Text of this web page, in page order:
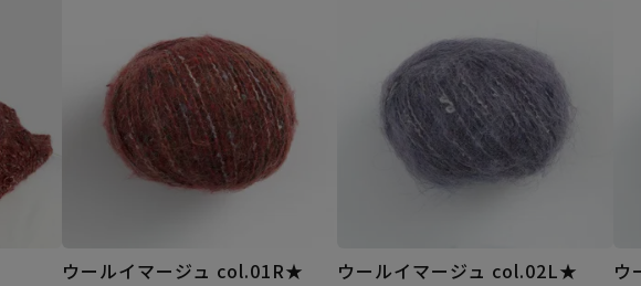
ウールイマージュ col.01R★
ウールイマージュ col.02L★
ウ